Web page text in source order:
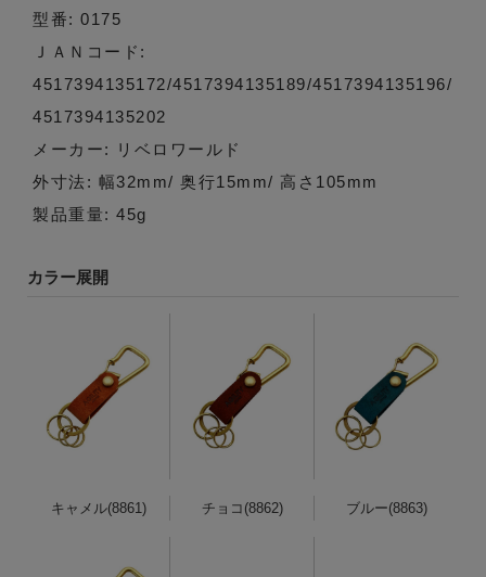
型番: 0175
ＪＡＮコード:
4517394135172/4517394135189/4517394135196/
4517394135202
メーカー: リベロワールド
外寸法: 幅32mm/ 奥行15mm/ 高さ105mm
製品重量: 45g
カラー展開
キャメル(8861) チョコ(8862) ブルー(8863)